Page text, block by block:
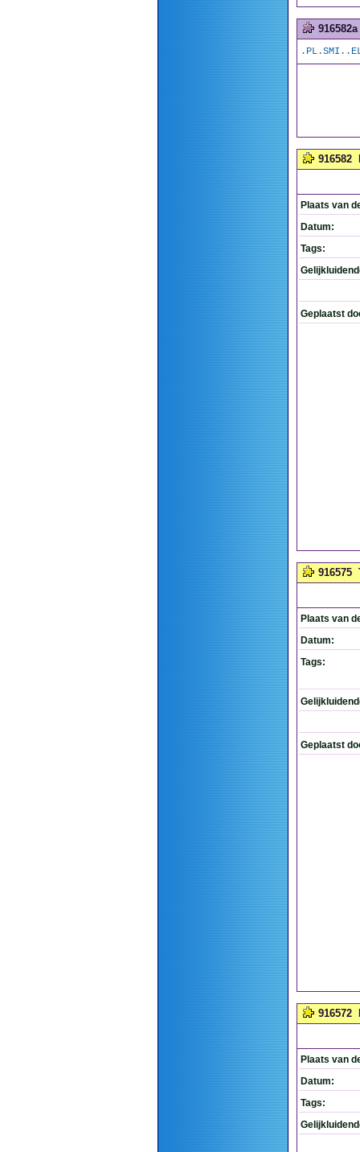
916582a
916582
Plaats van
Datum:
Tags:
Geplaatst
916575
Plaats van
Datum:
Tags:
Geplaatst
916572
Plaats van
Datum:
Tags: